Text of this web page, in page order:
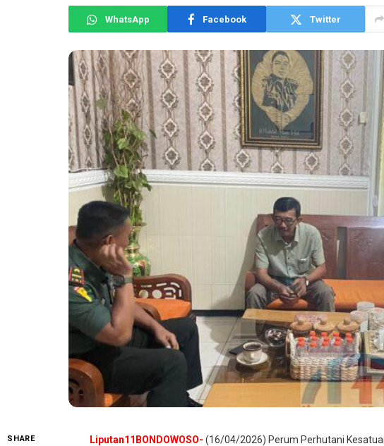
WhatsApp Facebook Twitter
SHARE Liputan11BONDOWOSO- (16/04/2026) Perum Perhutani